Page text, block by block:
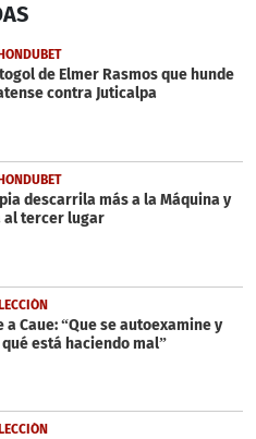
de Elmer Rasmos que hunde
contra Juticalpa
descarrila más a la Máquina y
al tercer lugar
a Caue: “Que se autoexamine y
está haciendo mal”